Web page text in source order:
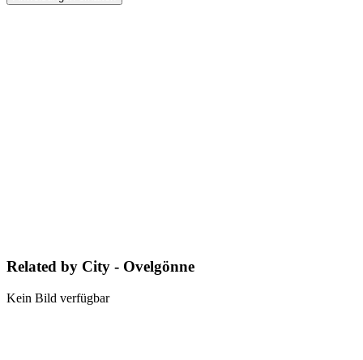
Related by City - Ovelgönne
Kein Bild verfügbar